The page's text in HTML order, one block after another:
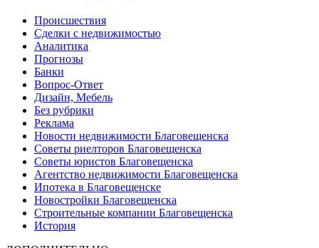
Происшествия
Сделки с недвижимостью
Аналитика
Прогнозы
Банки
Вопрос-Ответ
Дизайн, Мебель
Без рубрики
Реклама
Новости недвижимости Благовещенска
Советы риелторов Благовещенска
Советы юристов Благовещенска
Агентство недвижимости Благовещенска
Ипотека в Благовещенске
Новостройки Благовещенска
Строительные компании Благовещенска
История